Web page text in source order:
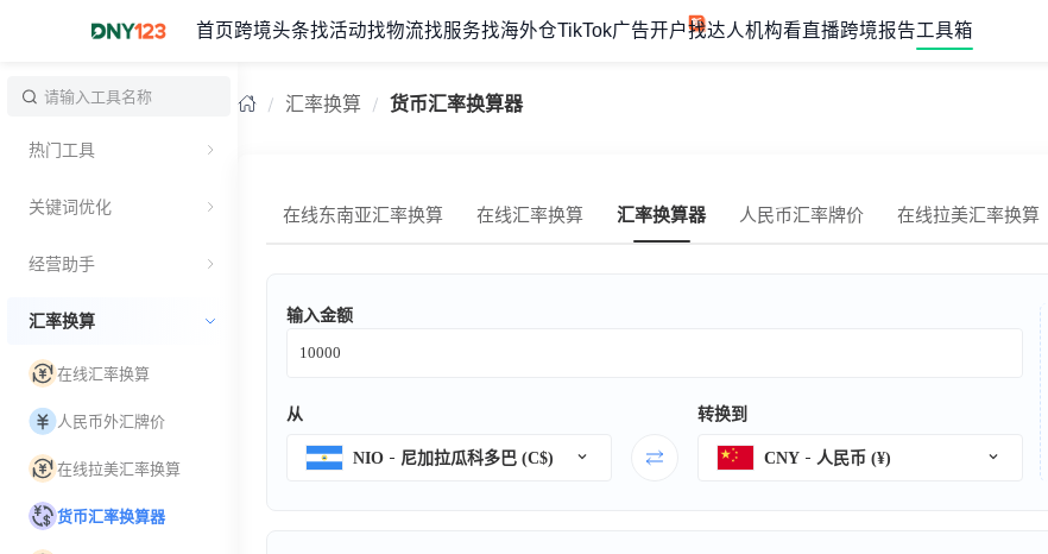
首页 跨境头条找活动找物流找服务找海外仓TikTok广告开户找达人机构看直播跨境报告工具箱
热门工具
关键词优化
经营助手
汇率换算
在线汇率换算
人民币外汇牌价
在线拉美汇率换算
货币汇率换算器
汇率换算 货币汇率换算器
在线东南亚汇率换算 在线汇率换算 汇率换算器 人民币汇率牌价 在线拉美汇率换算
输入金额
从
NIO 尼加拉瓜科多巴 (C$)
转换到
CNY 人民币 (¥)